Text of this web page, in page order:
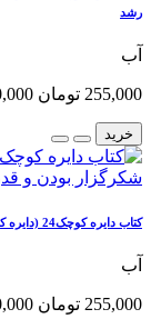
رشد
آب
255,000 تومان
خرید
کتاب دایره کوچک24 (دایره کوچک قدرشناسی:داستانی درباره ی شکرگزار بودن و قدردانی)
آب
255,000 تومان